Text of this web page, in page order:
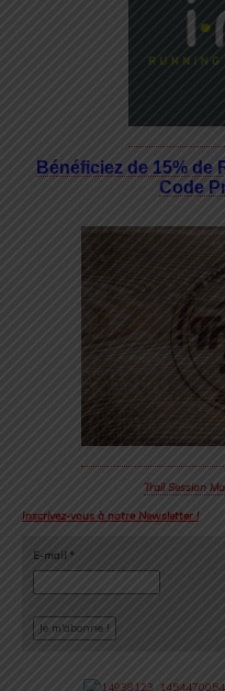
Bénéficiez de 15% de
Code
Trail Session
Inscrivez-vous à notre Newsletter !
E-mail *